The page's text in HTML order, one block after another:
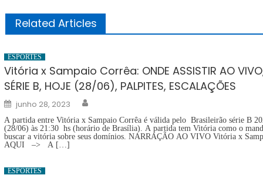
Related Articles
ESPORTES
Vitória x Sampaio Corrêa: ONDE ASSISTIR AO VIVO,
SÉRIE B, HOJE (28/06), PALPITES, ESCALAÇÕES
Posted
on
junho 28, 2023
A partida entre Vitória x Sampaio Corrêa é válida pelo Brasileirão série B
(28/06) às 21:30 hs (horário de Brasília). A partida tem Vitória como o
buscar a vitória sobre seus domínios. NARRAÇÃO AO VIVO Vitória x
AQUI –> A […]
ESPORTES